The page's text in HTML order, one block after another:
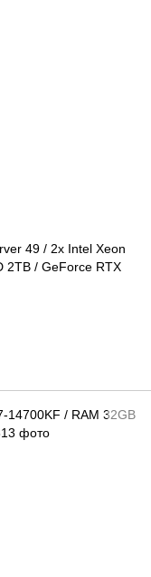
49 / 2x Intel Xeon
2TB / GeForce RTX